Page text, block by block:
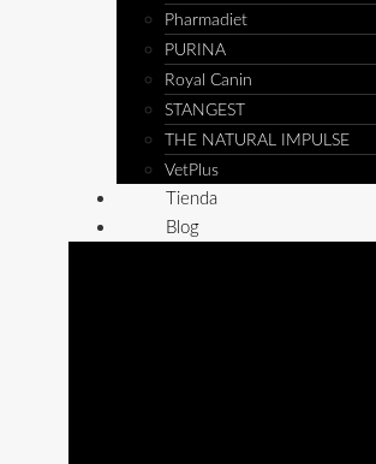
Pharmadiet
PURINA
Royal Canin
STANGEST
THE NATURAL IMPULSE
VetPlus
Tienda
Blog